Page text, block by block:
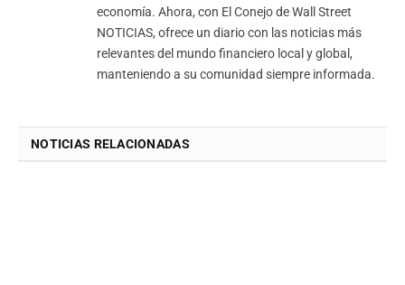
economía. Ahora, con El Conejo de Wall Street
NOTICIAS, ofrece un diario con las noticias más
relevantes del mundo financiero local y global,
manteniendo a su comunidad siempre informada.
NOTICIAS RELACIONADAS